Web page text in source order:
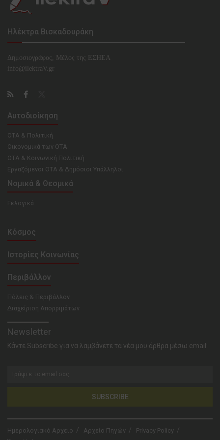
Ηλέκτρα Βισκαδουράκη
Δημοσιογράφος, Μέλος της ΕΣHΕΑ
info@ilektraV.gr
Αυτοδιοίκηση
ΟΤΑ & Πολιτική
Οικονομικά των ΟΤΑ
ΟΤΑ & Κοινωνική Πολιτική
Εργαζόμενοι ΟΤΑ & Δημόσιοι Υπάλληλοι
Νομικά & Θεσμικά
Εκλογικά
Κόσμος
Ιστορίες Κοινωνίας
Περιβάλλον
Πόλεις & Περιβάλλον
Διαχείριση Απορριμάτων
Newsletter
Κάντε Subscribe για να λαμβάνετε τα νέα μου άρθρα μέσω email:
SUBSCRIBE
Ημερολογιακό Αρχείο Αρχείο Πηγών
Privacy Policy